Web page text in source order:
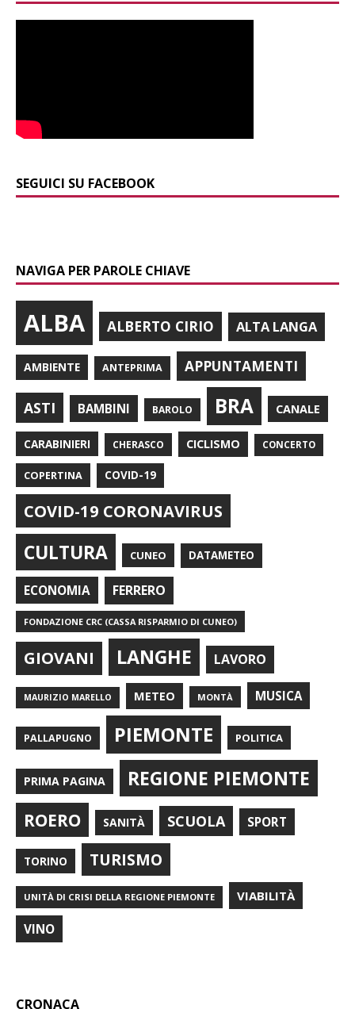
SEGUICI SU FACEBOOK
NAVIGA PER PAROLE CHIAVE
ALBA ALBERTO CIRIO ALTA LANGA
AMBIENTE ANTEPRIMA APPUNTAMENTI
ASTI BAMBINI BAROLO BRA CANALE
CARABINIERI CHERASCO CICLISMO CONCERTO
COPERTINA COVID-19
COVID-19 CORONAVIRUS
CULTURA CUNEO DATAMETEO
ECONOMIA FERRERO
FONDAZIONE CRC (CASSA RISPARMIO DI CUNEO)
GIOVANI LANGHE LAVORO
MAURIZIO MARELLO METEO MONTÀ MUSICA
PALLAPUGNO PIEMONTE POLITICA
PRIMA PAGINA REGIONE PIEMONTE
ROERO SANITÀ SCUOLA SPORT
TORINO TURISMO
UNITÀ DI CRISI DELLA REGIONE PIEMONTE VIABILITÀ
VINO
CRONACA